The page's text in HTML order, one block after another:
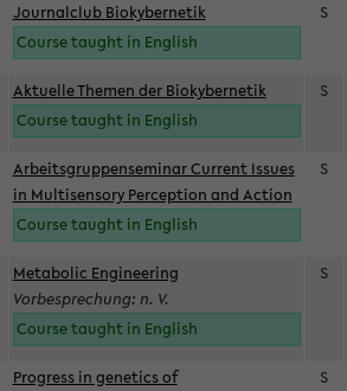
Journalclub Biokybernetik
Course taught in English
S
Aktuelle Themen der Biokybernetik
Course taught in English
S
Arbeitsgruppenseminar Current Issues
in Multisensory Perception and Action
Course taught in English
S
Metabolic Engineering
Vorbesprechung: n. V.
Course taught in English
S
Progress in genetics of
S